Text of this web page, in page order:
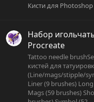
Кисти для Photoshop
Набор
Procreate
Tattoo needle
кистей для
(Line/mags/stipple/
Liner (9 brushes)
Mags (59 brushes)